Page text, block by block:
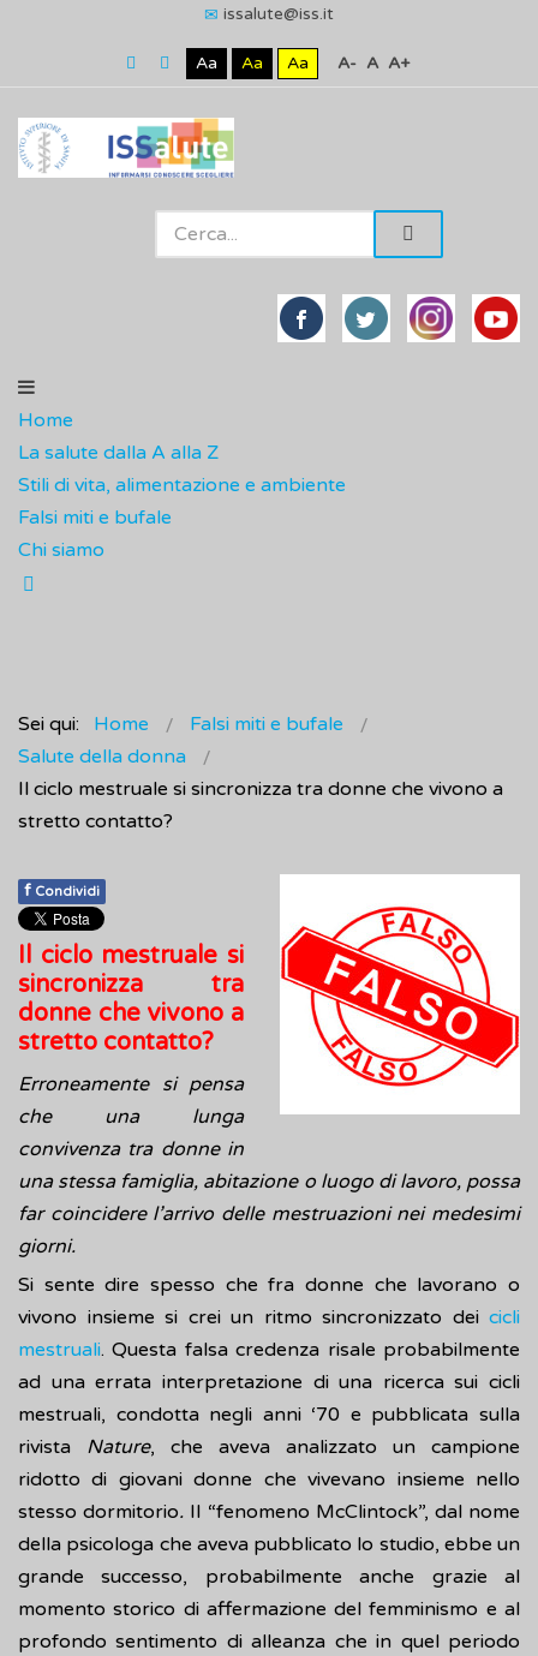
issalute@iss.it
Aa Aa Aa A- A A+
Home
La salute dalla A alla Z
Stili di vita, alimentazione e ambiente
Falsi miti e bufale
Chi siamo
Sei qui: Home
Falsi miti e bufale
Salute della donna
Il ciclo mestruale si sincronizza tra donne che vivono a
stretto contatto?
f Condividi
Il ciclo mestruale si
sincronizza tra
donne che vivono a
stretto contatto?
Erroneamente si pensa
che una lunga
convivenza tra donne in
una stessa famiglia, abitazione o luogo di lavoro, possa
far coincidere l’arrivo delle mestruazioni nei medesimi
giorni.
Si sente dire spesso che fra donne che lavorano o
vivono insieme si crei un ritmo sincronizzato dei cicli
mestruali. Questa falsa credenza risale probabilmente
ad una errata interpretazione di una ricerca sui cicli
mestruali, condotta negli anni ‘70 e pubblicata sulla
rivista Nature, che aveva analizzato un campione
ridotto di giovani donne che vivevano insieme nello
stesso dormitorio. Il “fenomeno McClintock”, dal nome
della psicologa che aveva pubblicato lo studio, ebbe un
grande successo, probabilmente anche grazie al
momento storico di affermazione del femminismo e al
profondo sentimento di alleanza che in quel periodo